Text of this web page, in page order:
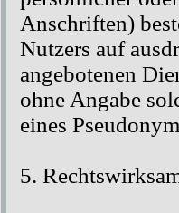
Anschriften)
Nutzers auf
angebotenen
ohne Angabe
eines
5.